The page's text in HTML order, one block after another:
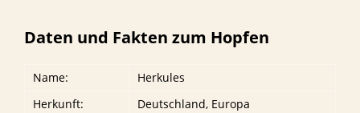
Daten und Fakten zum Hopfen
Name:
Herkules
Herkunft:
Deutschland, Europa